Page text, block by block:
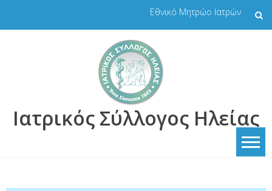
Εθνικό Μητρώο Ιατρών
Ιατρικός Σύλλογος Ηλείας